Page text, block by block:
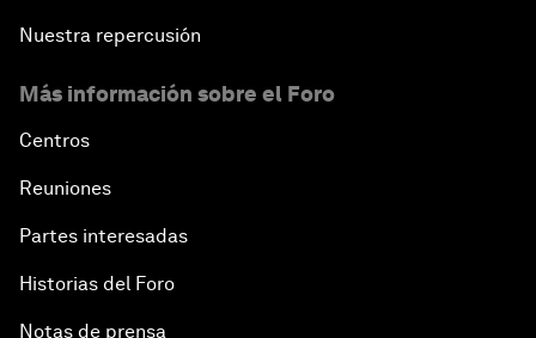
Nuestra repercusión
Más información sobre el Foro
Centros
Reuniones
Partes interesadas
Historias del Foro
Notas de prensa